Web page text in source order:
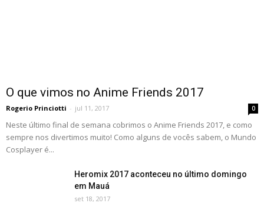
O que vimos no Anime Friends 2017
Rogerio Princiotti - jul 11, 2017 0
Neste último final de semana cobrimos o Anime Friends 2017, e como
sempre nos divertimos muito! Como alguns de vocês sabem, o Mundo
Cosplayer é...
Heromix 2017 aconteceu no último domingo
em Mauá
set 18, 2017